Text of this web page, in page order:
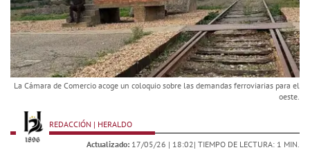
La Cámara de Comercio acoge un coloquio sobre las demandas ferroviarias para el
oeste.
REDACCIÓN | HERALDO
Actualizado: 17/05/26 | 18:02| TIEMPO DE LECTURA: 1 MIN.